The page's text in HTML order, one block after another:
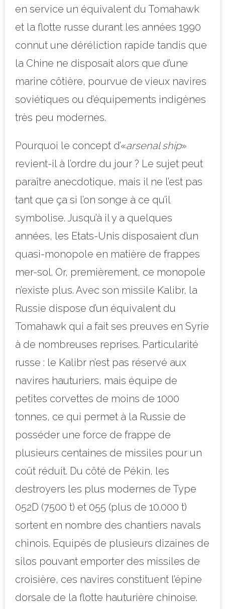
en service un équivalent du Tomahawk
et la flotte russe durant les années 1990
connut une déréliction rapide tandis que
la Chine ne disposait alors que d’une
marine côtière, pourvue de vieux navires
soviétiques ou d’équipements indigènes
très peu modernes.
Pourquoi le concept d’«arsenal ship»
revient-il à l’ordre du jour ? Le sujet peut
paraître anecdotique, mais il ne l’est pas
tant que ça si l’on songe à ce qu’il
symbolise. Jusqu’à il y a quelques
années, les Etats-Unis disposaient d’un
quasi-monopole en matière de frappes
mer-sol. Or, premièrement, ce monopole
n’existe plus. Avec son missile Kalibr, la
Russie dispose d’un équivalent du
Tomahawk qui a fait ses preuves en Syrie
à de nombreuses reprises. Particularité
russe : le Kalibr n’est pas réservé aux
navires hauturiers, mais équipe de
petites corvettes de moins de 1000
tonnes, ce qui permet à la Russie de
posséder une force de frappe de
plusieurs centaines de missiles pour un
coût réduit. Du côté de Pékin, les
destroyers les plus modernes de Type
052D (7500 t) et 055 (plus de 10.000 t)
sortent en nombre des chantiers navals
chinois. Equipés de plusieurs dizaines de
silos pouvant emporter des missiles de
croisière, ces navires constituent l’épine
dorsale de la flotte hauturière chinoise.